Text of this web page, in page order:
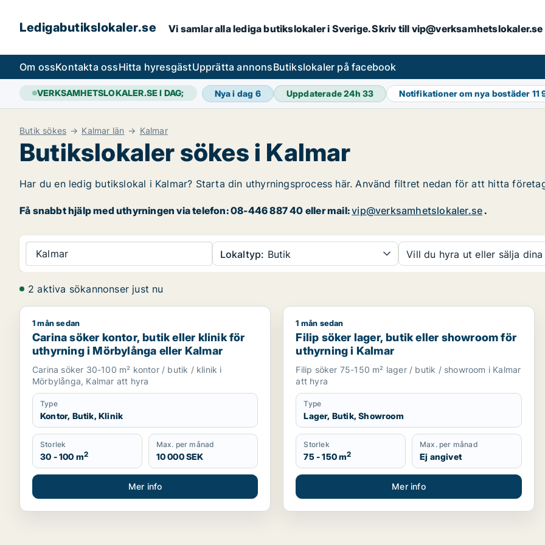
Ledigabutikslokaler.se Vi samlar alla lediga butikslokaler i Sverige. Skriv till
Om ossKontakta ossHitta hyresgästUpprätta annonsButikslokaler på facebook
VERKSAMHETSLOKALER.SE I DAG; Nya i dag 6 Uppdaterade 24h33 Notifikationer om nya bostäder 11
Butik sökes Kalmar län Kalmar
Butikslokaler sökes i Kalmar
Har du en ledig butikslokal i Kalmar? Starta din uthyrningsprocess här. Använd filtret nedan för att hitta
Få snabbt hjälp med uthyrningen via telefon: 08-446 887 40 eller mail:vip@verksamhetslokaler.se.
Kalmar Lokaltyp: Butik Vill du hyra ut eller sälja
2 aktiva sökannonser just nu
Carina söker kontor, butik eller klinik för uthyrning i Mörbylånga eller Kalmar
1 mån sedan
Carina söker kontor, butik eller klinik för
uthyrning i Mörbylånga eller Kalmar
Carina söker 30-100 m² kontor / butik / klinik i
Mörbylånga, Kalmar att hyra
Type
Kontor, Butik, Klinik
Storlek
30 - 100 m2
Max. per månad
10 000 SEK
Mer info
Filip söker lager, butik eller showroom för uthyrning i
1 mån sedan
Filip söker lager, butik eller showroom för
uthyrning i Kalmar
Filip söker 75-150 m² lager / butik / showroom i Kalmar
att hyra
Type
Lager, Butik, Showroom
Storlek
75 - 150 m2
Max. per månad
Ej angivet
Mer info